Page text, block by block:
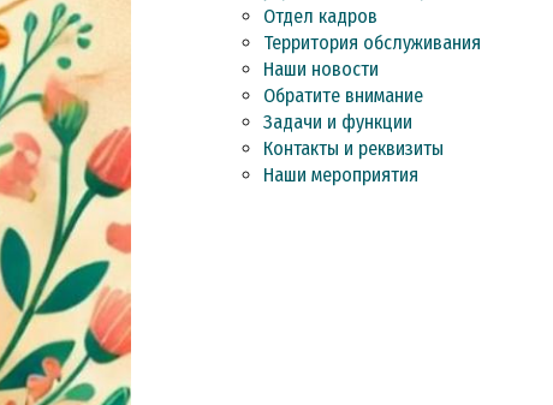
Отдел кадров
Территория обслуживания
Наши новости
Обратите внимание
Задачи и функции
Контакты и реквизиты
Наши мероприятия